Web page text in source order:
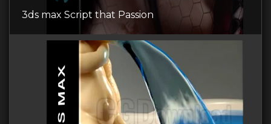
3ds max Script that Passion